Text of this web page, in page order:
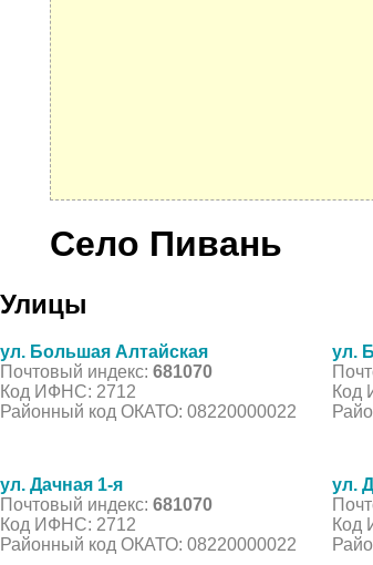
Село Пивань
Улицы
ул. Большая Алтайская
Почтовый индекс: 681070
Код ИФНС: 2712
Районный код ОКАТО: 08220000022
ул.
Код
ул. Дачная 1-я
Почтовый индекс: 681070
Код ИФНС: 2712
Районный код ОКАТО: 08220000022
ул.
Код